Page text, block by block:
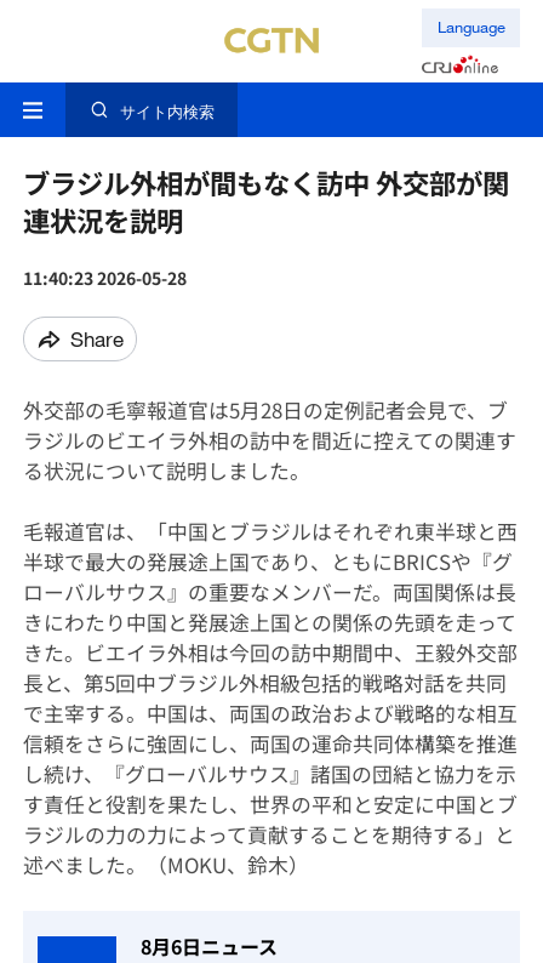
Language
サイト内検索
ブラジル外相が間もなく訪中 外交部が関
連状況を説明
11:40:23 2026-05-28
Share
外交部の毛寧報道官は5月28日の定例記者会見で、ブ
ラジルのビエイラ外相の訪中を間近に控えての関連す
る状況について説明しました。
毛報道官は、「中国とブラジルはそれぞれ東半球と西
半球で最大の発展途上国であり、ともにBRICSや『グ
ローバルサウス』の重要なメンバーだ。両国関係は長
きにわたり中国と発展途上国との関係の先頭を走って
きた。ビエイラ外相は今回の訪中期間中、王毅外交部
長と、第5回中ブラジル外相級包括的戦略対話を共同
で主宰する。中国は、両国の政治および戦略的な相互
信頼をさらに強固にし、両国の運命共同体構築を推進
し続け、『グローバルサウス』諸国の団結と協力を示
す責任と役割を果たし、世界の平和と安定に中国とブ
ラジルの力の力によって貢献することを期待する」と
述べました。（MOKU、鈴木）
8月6日ニュース